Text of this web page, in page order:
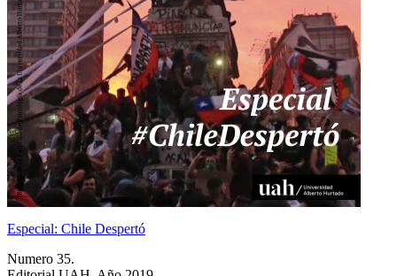
Especial: Chile Despertó
Numero 35.